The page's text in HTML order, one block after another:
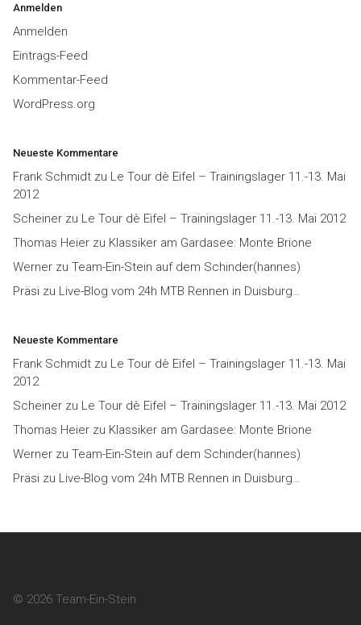
Anmelden
Anmelden
Eintrags-Feed
Kommentar-Feed
WordPress.org
Neueste Kommentare
Frank Schmidt zu Le Tour dè Eifel – Trainingslager 11.-13. Mai
2012
Scheiner zu Le Tour dè Eifel – Trainingslager 11.-13. Mai 2012
Thomas Heier zu Klassiker am Gardasee: Monte Brione
Werner zu Team-Ein-Stein auf dem Schinder(hannes)
Präsi zu Live-Blog vom 24h MTB Rennen in Duisburg…
Neueste Kommentare
Frank Schmidt zu Le Tour dè Eifel – Trainingslager 11.-13. Mai
2012
Scheiner zu Le Tour dè Eifel – Trainingslager 11.-13. Mai 2012
Thomas Heier zu Klassiker am Gardasee: Monte Brione
Werner zu Team-Ein-Stein auf dem Schinder(hannes)
Präsi zu Live-Blog vom 24h MTB Rennen in Duisburg…
© 2026 Team-Ein-Stein.